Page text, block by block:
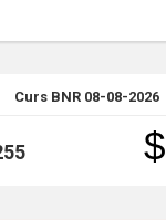
Curs BNR 08-08-2026
$